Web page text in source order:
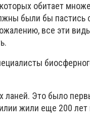
обитает
были бы пастись
все эти
ланей. Это было
жили еще 200 лет